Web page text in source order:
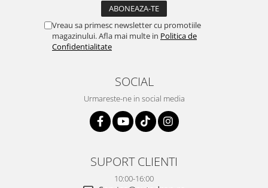
Vreau sa primesc newsletter cu promotiile
magazinului. Afla mai multe in Politica de
Confidentialitate
SOCIAL
Urmareste-ne in social media
SUPORT CLIENTI
10:00-16:00